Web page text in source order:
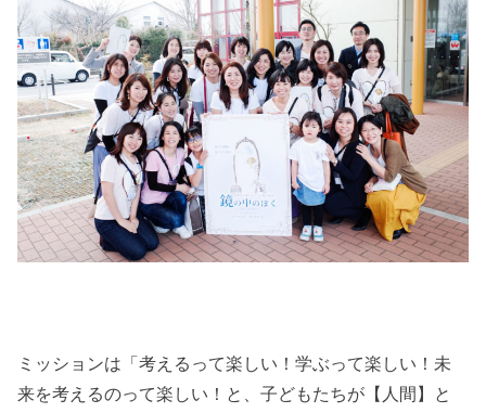
ミッションは「考えるって楽しい！学ぶって楽しい！未
来を考えるのって楽しい！と、子どもたちが【人間】と